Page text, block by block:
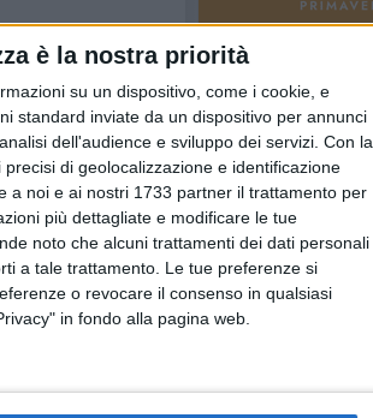
è la nostra priorità
su un dispositivo, come i cookie, e
standard inviate da un dispositivo per annunci
dell'audience e sviluppo dei servizi. Con la
di geolocalizzazione e identificazione
a noi e ai nostri 1733 partner il trattamento per
più dettagliate e modificare le tue
noto che alcuni trattamenti dei dati personali
a tale trattamento. Le tue preferenze si
o revocare il consenso in qualsiasi
in fondo alla pagina web.
gli scontri in